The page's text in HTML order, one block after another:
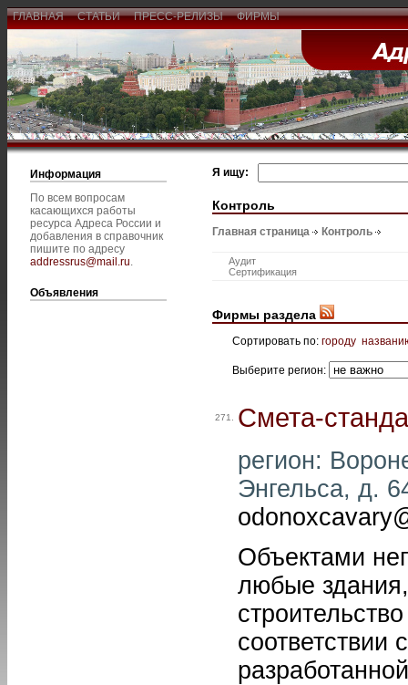
ГЛАВНАЯ СТАТЬИ ПРЕСС-РЕЛИЗЫ ФИРМЫ
Информация
По всем вопросам
касающихся работы
ресурса Адреса России и
добавления в справочник
пишите по адресу
addressrus@mail.ru.
Объявления
Я ищу:
Контроль
Главная страница Контроль
Аудит
Сертификация
Фирмы раздела
Сортировать по: городу
Выберите регион:
271. Смета-
регион:
Энгельса, д.
Объектами
любые
соответствии